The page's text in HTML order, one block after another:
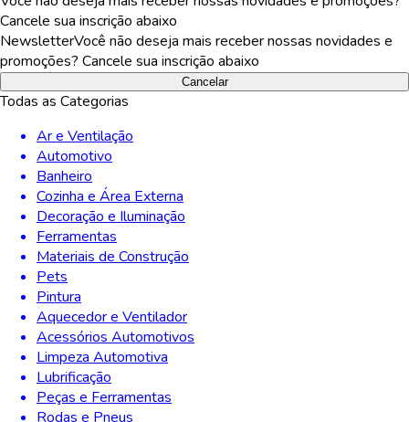
Cancele sua inscrição abaixo
NewsletterVocê não deseja mais receber nossas novidades e
promoções? Cancele sua inscrição abaixo
Cancelar
Todas as Categorias
Ar e Ventilação
Automotivo
Banheiro
Cozinha e Área Externa
Decoração e Iluminação
Ferramentas
Materiais de Construção
Pets
Pintura
Aquecedor e Ventilador
Acessórios Automotivos
Limpeza Automotiva
Lubrificação
Peças e Ferramentas
Rodas e Pneus